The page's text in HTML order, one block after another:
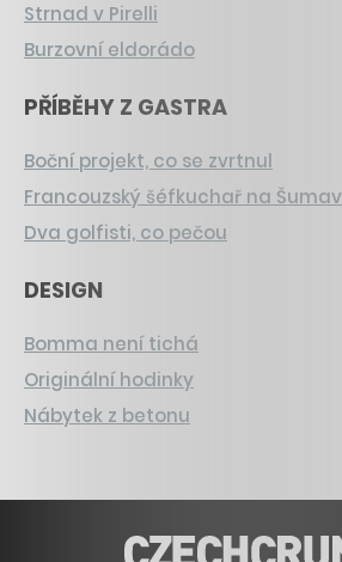
Strnad v Pirelli
Burzovní eldorádo
PŘÍBĚHY Z GASTRA
Boční projekt, co se zvrtnul
Francouzský šéfkuchař na
Dva golfisti, co pečou
DESIGN
Bomma není tichá
Originální hodinky
Nábytek z betonu